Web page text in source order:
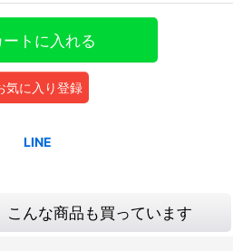
ートに入れる
気に入り登録
こんな商品も買っています